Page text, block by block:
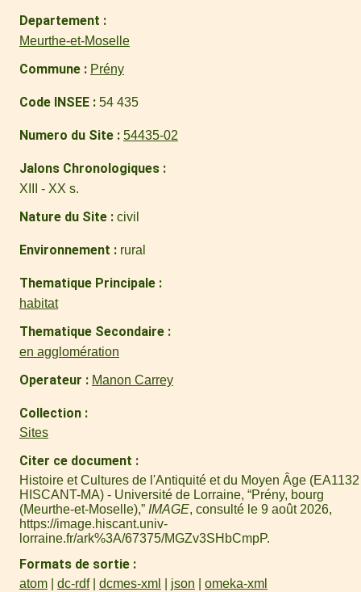
Departement
Meurthe-et-Moselle
Commune Prény
Code INSEE 54 435
Numero du Site 54435-02
Jalons Chronologiques
XIII - XX s.
Nature du Site civil
Environnement rural
Thematique Principale
habitat
Thematique Secondaire
en agglomération
Operateur Manon Carrey
Collection
Sites
Citer ce document
Histoire et Cultures de l'Antiquité et du Moyen Âge (EA1132
HISCANT-MA) - Université de Lorraine, “Prény, bourg
(Meurthe-et-Moselle),” IMAGE, consulté le 9 août 2026,
https://image.hiscant.univ-
lorraine.fr/ark%3A/67375/MGZv3SHbCmpP.
Formats de sortie
atom dc-rdf dcmes-xml json
omeka-xml